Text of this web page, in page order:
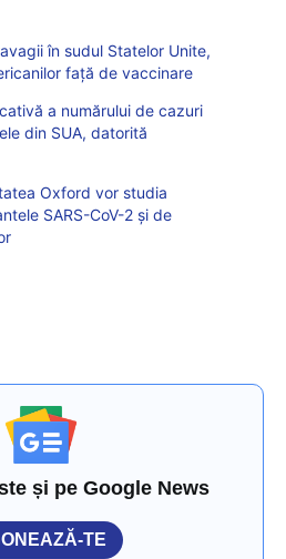
în sudul Statelor Unite,
față de vaccinare
a numărului de cazuri
din SUA, datorită
Oxford vor studia
SARS-CoV-2 și de
și pe Google News
TE